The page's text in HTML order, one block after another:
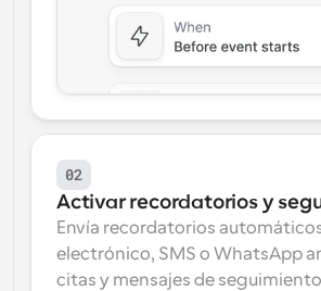
02
Activar recordatorios y
Envía recordatorios
electrónico, SMS o WhatsApp
citas y mensajes de